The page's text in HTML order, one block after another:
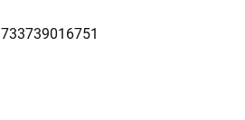
733739016751